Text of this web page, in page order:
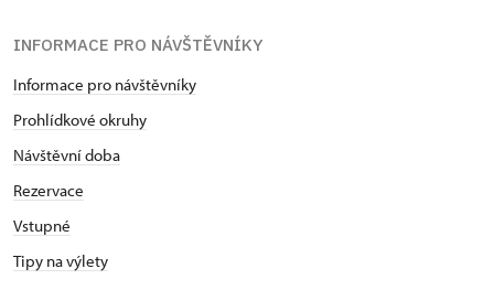
INFORMACE PRO NÁVŠTĚVNÍKY
Informace pro návštěvníky
Prohlídkové okruhy
Návštěvní doba
Rezervace
Vstupné
Tipy na výlety